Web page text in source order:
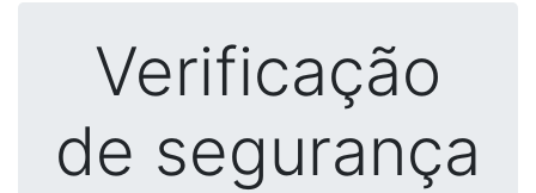
Verificação
de segurança